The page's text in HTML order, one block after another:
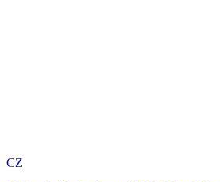
CZ